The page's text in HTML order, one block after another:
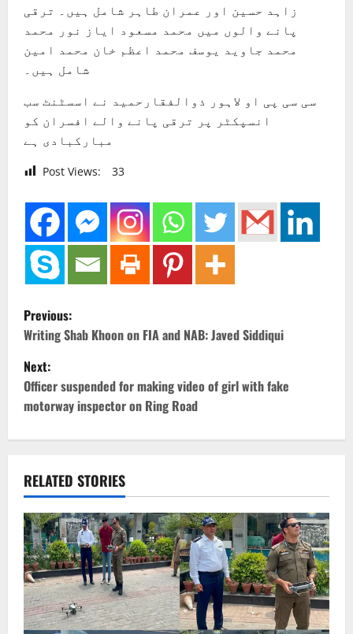
زاہد حسین اور عمران طاہر شامل ہیں۔ ترقی
پانے والوں میں محمد مسعود ایاز نور محمد
محمد جاوید یوسف محمد اعظم خان محمد امین
شامل ہیں۔
سی سی پی او لاہور ذوالفقارحمید نے اسسٹنٹ سب
انسپکٹر پر ترقی پانے والے افسران کو
مبارکبادی ہے
Post Views: 33
P
o
s
t
n
a
v
i
g
a
Previous:
Writing Shab Khoon on FIA and NAB: Javed Siddiqui
Next:
Officer suspended for making video of girl with fake
motorway inspector on Ring Road
RELATED STORIES